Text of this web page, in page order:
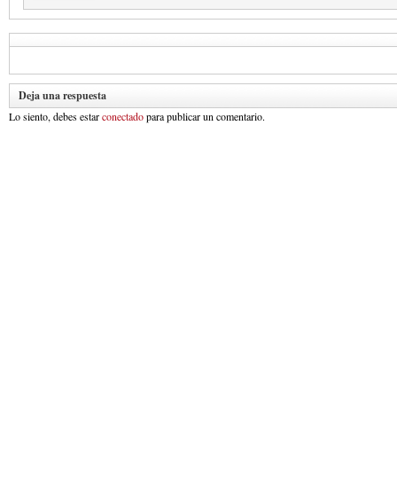
Deja una respuesta
Lo siento, debes estarconectadopara publicar un comentario.